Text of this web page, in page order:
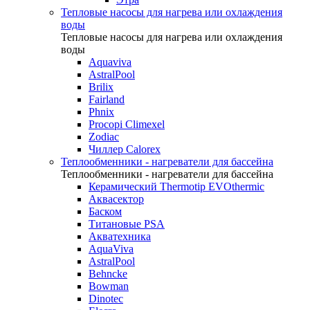
Тепловые насосы для нагрева или охлаждения
воды
Тепловые насосы для нагрева или охлаждения
воды
Aquaviva
AstralPool
Brilix
Fairland
Phnix
Procopi Climexel
Zodiac
Чиллер Calorex
Теплообменники - нагреватели для бассейна
Теплообменники - нагреватели для бассейна
Керамический Thermotip EVOthermic
Аквасектор
Баском
Титановые PSA
Акватехника
AquaViva
AstralPool
Behncke
Bowman
Dinotec